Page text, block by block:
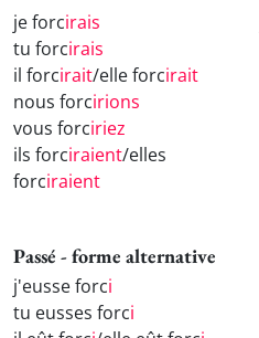
je forcirais
tu forcirais
il forcirait/elle forcirait
nous forcirions
vous forciriez
ils forciraient/elles
forciraient
Passé - forme alternative
j'eusse forci
tu eusses forci